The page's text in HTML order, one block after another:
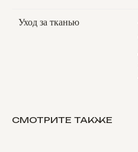
Уход за тканью
СМОТРИТЕ ТАКЖЕ